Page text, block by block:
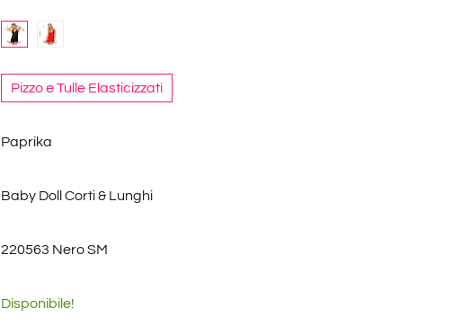
Pizzo e Tulle Elasticizzati
Paprika
Baby Doll Corti & Lunghi
220563 Nero SM
Disponibile!